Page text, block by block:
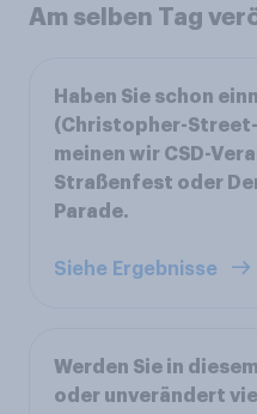
Am selben Tag
Haben Sie schon
(Christopher-
meinen wir CSD-
Straßenfest oder
Parade.
Siehe Ergebnisse
Werden Sie in
oder unverändert